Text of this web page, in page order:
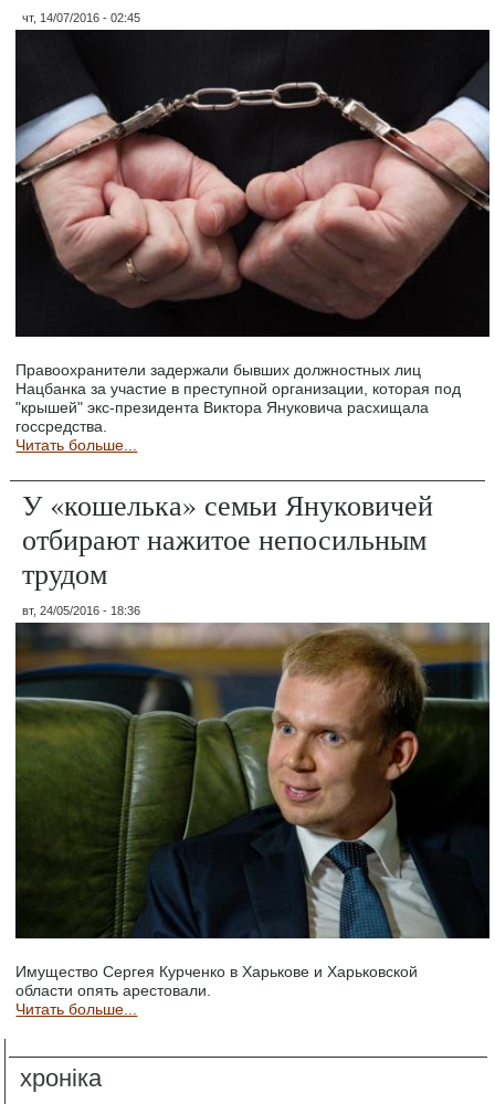
чт, 14/07/2016 - 02:45
Правоохранители задержали бывших должностных лиц
Нацбанка за участие в преступной организации, которая под
"крышей" экс-президента Виктора Януковича расхищала
госсредства.
Читать больше...
У «кошелька» семьи Януковичей
отбирают нажитое непосильным
трудом
вт, 24/05/2016 - 18:36
Имущество Сергея Курченко в Харькове и Харьковской
области опять арестовали.
Читать больше...
хроніка